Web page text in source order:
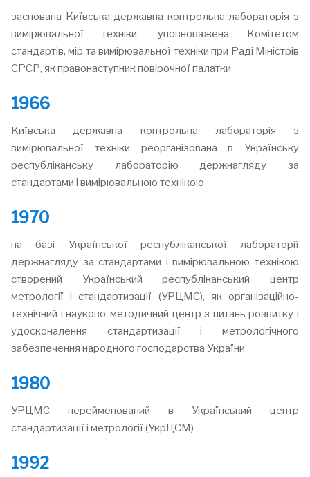
заснована Київська державна контрольна лабораторія з
вимірювальної техніки, уповноважена Комітетом
стандартів, мір та вимірювальної техніки при Раді Міністрів
СРСР, як правонаступник повірочної палатки
1966
Київська державна контрольна лабораторія з
вимірювальної техніки реорганізована в Українську
республіканську лабораторію держнагляду за
стандартами і вимірювальною технікою
1970
на базі Української республіканської лабораторії
держнагляду за стандартами і вимірювальною технікою
створений Український республіканський центр
метрології і стандартизації (УРЦМС), як організаційно-
технічний і науково-методичний центр з питань розвитку і
удосконалення стандартизації і метрологічного
забезпечення народного господарства України
1980
УРЦМС перейменований в Український центр
стандартизації і метрології (УкрЦСМ)
1992